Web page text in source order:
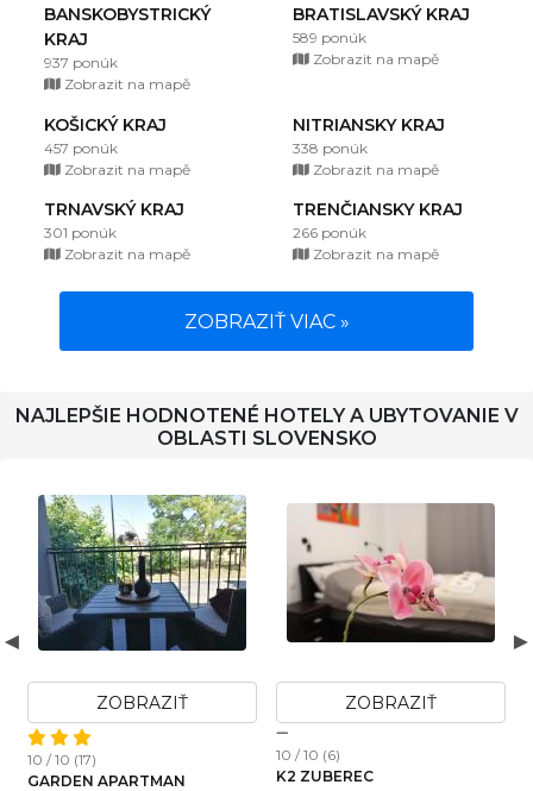
BANSKOBYSTRICKÝ
KRAJ
937 ponúk
Zobrazit na mapě
BRATISLAVSKÝ KRAJ
589 ponúk
Zobrazit na mapě
KOŠICKÝ KRAJ
457 ponúk
Zobrazit na mapě
NITRIANSKY KRAJ
338 ponúk
Zobrazit na mapě
TRNAVSKÝ KRAJ
301 ponúk
Zobrazit na mapě
TRENČIANSKY KRAJ
266 ponúk
Zobrazit na mapě
ZOBRAZIŤ VIAC »
NAJLEPŠIE HODNOTENÉ HOTELY A UBYTOVANIE V
OBLASTI SLOVENSKO
ZOBRAZIŤ
KOMFORTNÝ A MODERNÝ
ZOBRAZIŤ
CHATA POD KOPCOM